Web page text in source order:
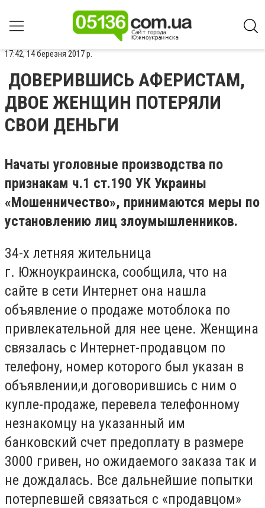
17:42, 14 березня 2017 р.
ДОВЕРИВШИСЬ АФЕРИСТАМ,
ДВОЕ ЖЕНЩИН ПОТЕРЯЛИ
СВОИ ДЕНЬГИ
Начаты уголовные производства по
признакам ч.1 ст.190 УК Украины
«Мошенничество», принимаются меры по
установлению лиц злоумышленников.
34-х летняя жительница
г. Южноукраинска, сообщила, что на
сайте в сети Интернет она нашла
объявление о продаже мотоблока по
привлекательной для нее цене. Женщина
связалась с Интернет-продавцом по
телефону, номер которого был указан в
объявлении,и договорившись с ним о
купле-продаже, перевела телефонному
незнакомцу на указанный им
банковский счет предоплату в размере
3000 гривен, но ожидаемого заказа так и
не дождалась. Все дальнейшие попытки
потерпевшей связаться с «продавцом»